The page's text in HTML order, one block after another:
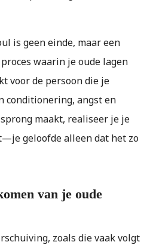
is geen einde, maar een
waarin je oude lagen
voor de persoon die je
angst en
maakt, realiseer je je
geloofde alleen dat het zo
van je oude
zoals die vaak volgt